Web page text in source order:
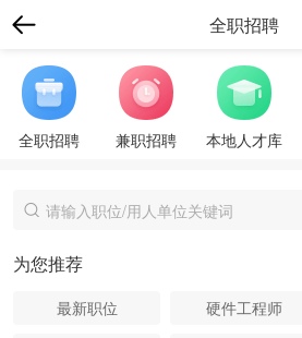
全职招聘
全职招聘 兼职招聘 本地人才库
为您推荐
最新职位 硬件工程师